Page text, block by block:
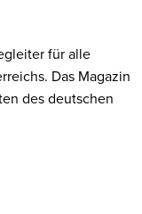
für alle
Das Magazin
des deutschen